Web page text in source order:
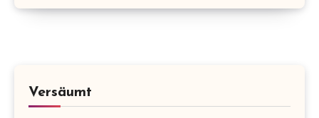
Versäumt